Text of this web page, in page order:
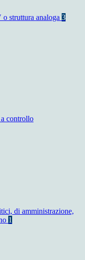
struttura analoga 3
controllo
di amministrazione,
1